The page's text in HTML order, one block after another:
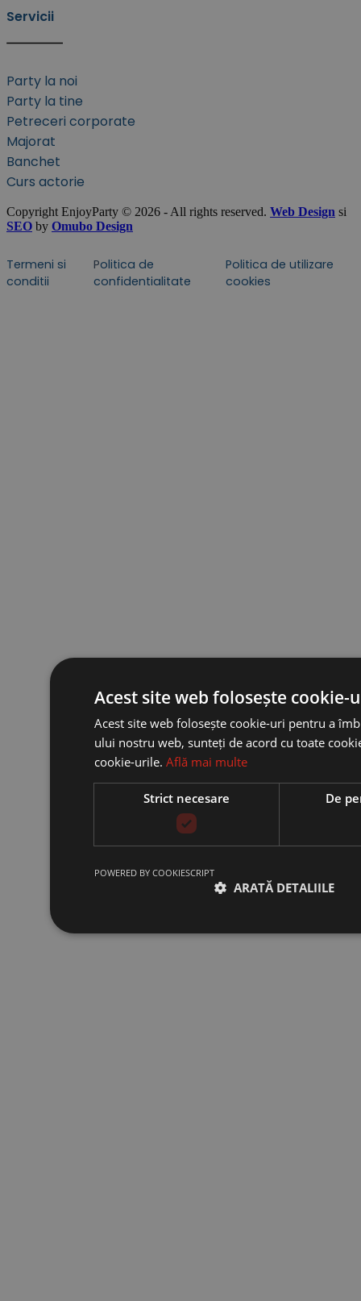
Servicii
Party la noi
Party la tine
Petreceri corporate
Majorat
Banchet
Curs actorie
Copyright EnjoyParty © 2026 - All rights reserved. Web Design si
SEO by Omubo Design
Termeni si
conditii
Politica de
confidentialitate
Politica de utilizare
cookies
Acest site web folosește cookie-
Acest site web folosește cookie-uri pentru a
ului nostru web, sunteți de acord cu toate
cookie-urile. Află mai multe
Strict necesare De
ARATĂ DETALIILE
POWERED BY COOKIESCRIPT